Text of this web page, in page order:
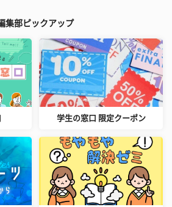
集部ピックアップ
学生の窓口 限定クーポン